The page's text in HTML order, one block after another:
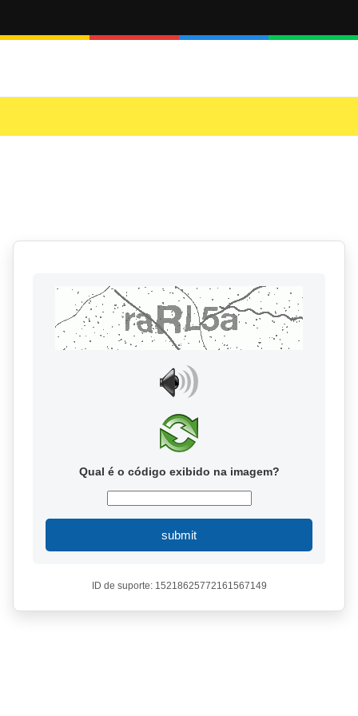
Qual é o código exibido na imagem?
submit
ID de suporte: 15218625772161567149